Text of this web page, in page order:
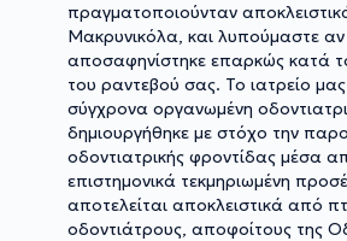
πραγματοποιούνταν
Μακρυνικόλα, και λυπούμαστε
αποσαφηνίστηκε επαρκώς κατά
του ραντεβού σας. Το ιατρείο μας
σύγχρονα οργανωμένη
δημιουργήθηκε με στόχο την
οδοντιατρικής φροντίδας μέσα
επιστημονικά τεκμηριωμένη
αποτελείται αποκλειστικά από
οδοντιάτρους, αποφοίτους της